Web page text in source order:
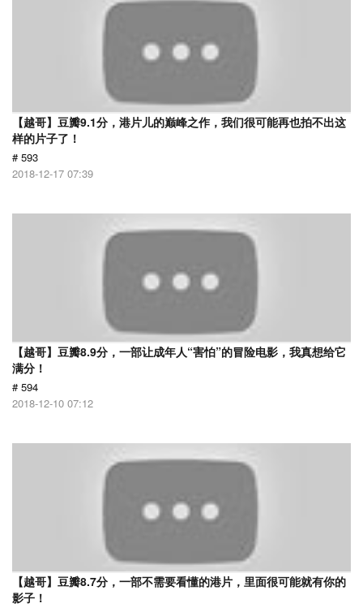
【越哥】豆瓣9.1分，港片儿的巅峰之作，我们很可能再也拍不出这
样的片子了！
# 593
2018-12-17 07:39
【越哥】豆瓣8.9分，一部让成年人“害怕”的冒险电影，我真想给它
满分！
# 594
2018-12-10 07:12
【越哥】豆瓣8.7分，一部不需要看懂的港片，里面很可能就有你的
影子！